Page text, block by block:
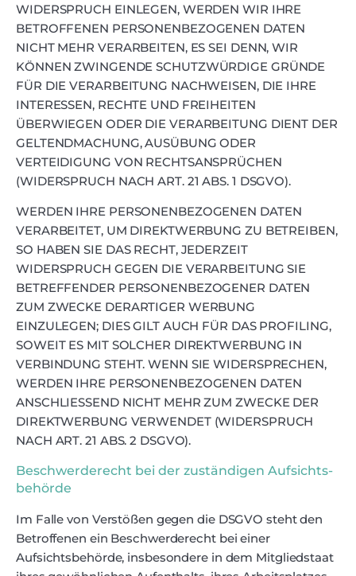
WIDERSPRUCH EINLEGEN, WERDEN WIR IHRE
BETROFFENEN PERSONENBEZOGENEN DATEN
NICHT MEHR VERARBEITEN, ES SEI DENN, WIR
KÖNNEN ZWINGENDE SCHUTZWÜRDIGE GRÜNDE
FÜR DIE VERARBEITUNG NACHWEISEN, DIE IHRE
INTERESSEN, RECHTE UND FREIHEITEN
ÜBERWIEGEN ODER DIE VERARBEITUNG DIENT DER
GELTENDMACHUNG, AUSÜBUNG ODER
VERTEIDIGUNG VON RECHTSANSPRÜCHEN
(WIDERSPRUCH NACH ART. 21 ABS. 1 DSGVO).
WERDEN IHRE PERSONENBEZOGENEN DATEN
VERARBEITET, UM DIREKTWERBUNG ZU BETREIBEN,
SO HABEN SIE DAS RECHT, JEDERZEIT
WIDERSPRUCH GEGEN DIE VERARBEITUNG SIE
BETREFFENDER PERSONENBEZOGENER DATEN
ZUM ZWECKE DERARTIGER WERBUNG
EINZULEGEN; DIES GILT AUCH FÜR DAS PROFILING,
SOWEIT ES MIT SOLCHER DIREKTWERBUNG IN
VERBINDUNG STEHT. WENN SIE WIDERSPRECHEN,
WERDEN IHRE PERSONENBEZOGENEN DATEN
ANSCHLIESSEND NICHT MEHR ZUM ZWECKE DER
DIREKTWERBUNG VERWENDET (WIDERSPRUCH
NACH ART. 21 ABS. 2 DSGVO).
Beschwerde­recht bei der zuständigen Aufsichts­
behörde
Im Falle von Verstößen gegen die DSGVO steht den
Betroffenen ein Beschwerderecht bei einer
Aufsichtsbehörde, insbesondere in dem Mitgliedstaat